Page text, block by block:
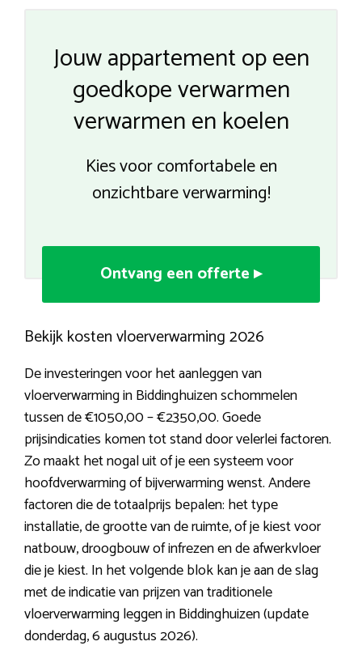
Jouw appartement op een
goedkope verwarmen
verwarmen en koelen
Kies voor comfortabele en
onzichtbare verwarming!
Ontvang een offerte ▸
Bekijk kosten vloerverwarming 2026
De investeringen voor het aanleggen van
vloerverwarming in Biddinghuizen schommelen
tussen de €1050,00 – €2350,00. Goede
prijsindicaties komen tot stand door velerlei factoren.
Zo maakt het nogal uit of je een systeem voor
hoofdverwarming of bijverwarming wenst. Andere
factoren die de totaalprijs bepalen: het type
installatie, de grootte van de ruimte, of je kiest voor
natbouw, droogbouw of infrezen en de afwerkvloer
die je kiest. In het volgende blok kan je aan de slag
met de indicatie van prijzen van traditionele
vloerverwarming leggen in Biddinghuizen (update
donderdag, 6 augustus 2026).